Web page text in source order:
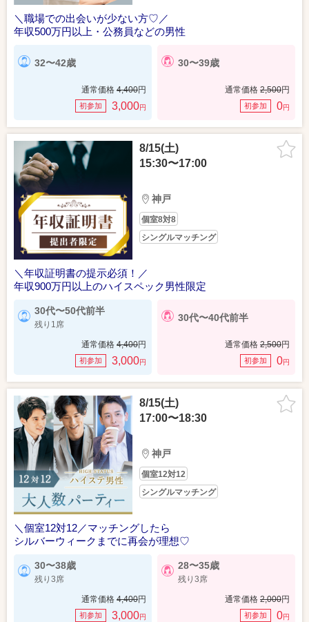
＼職場での出会いが少ない方♡／
年収500万円以上・公務員などの男性
32〜42歳
通常価格 4,400円
初参加 3,000円
30〜39歳
通常価格 2,500円
初参加 0円
8/15(土)
15:30〜17:00
神戸
個室8対8
シングルマッチング
＼年収証明書の提示必須！／
年収900万円以上のハイスペック男性限定
30代〜50代前半
残り1席
通常価格 4,400円
初参加 3,000円
30代〜40代前半
通常価格 2,500円
初参加 0円
8/15(土)
17:00〜18:30
神戸
個室12対12
シングルマッチング
＼個室12対12／マッチングしたら
シルバーウィークまでに再会が理想♡
30〜38歳
残り3席
通常価格 4,400円
初参加 3,000円
28〜35歳
残り3席
通常価格 2,000円
初参加 0円